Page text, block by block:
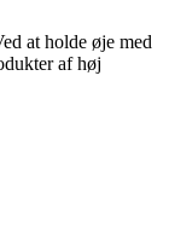
at holde øje med
af høj